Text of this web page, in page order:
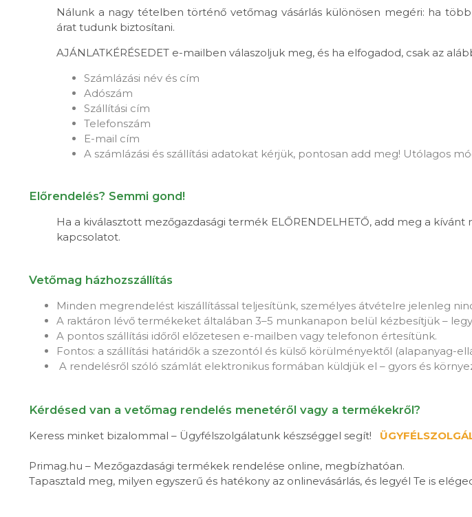
Nálunk a nagy tételben történő vetőmag vásárlás különösen megéri: ha
árat tudunk biztosítani.
AJÁNLATKÉRÉSEDET e-mailben válaszoljuk meg, és ha elfogadod, csak az
Számlázási név és cím
Adószám
Szállítási cím
Telefonszám
E-mail cím
A számlázási és szállítási adatokat kérjük, pontosan add meg! Utólagos
Előrendelés? Semmi gond!
Ha a kiválasztott mezőgazdasági termék ELŐRENDELHETŐ, add meg a
kapcsolatot.
Vetőmag házhozszállítás
Minden megrendelést kiszállítással teljesítünk, személyes átvételre jelenleg
A raktáron lévő termékeket általában 3–5 munkanapon belül kézbesítjük –
A pontos szállítási időről előzetesen e-mailben vagy telefonon értesítünk.
Fontos: a szállítási határidők a szezontól és külső körülményektől (alapanyag-
A rendelésről szóló számlát elektronikus formában küldjük el – gyors és
Kérdésed van a vetőmag rendelés menetéről vagy a termékekről?
Keress minket bizalommal – Ügyfélszolgálatunk készséggel segít!
Primag.hu – Mezőgazdasági termékek rendelése online, megbízhatóan.
Tapasztald meg, milyen egyszerű és hatékony az onlinevásárlás, és legyél Te is